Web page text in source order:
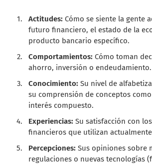
Actitudes: Cómo se siente la gente
futuro financiero, el estado de la
producto bancario específico.
Comportamientos: Cómo toman
ahorro, inversión o endeudamiento.
Conocimiento: Su nivel de
su comprensión de conceptos
interés compuesto.
Experiencias: Su satisfacción con
financieros que utilizan
Percepciones: Sus opiniones sobre
regulaciones o nuevas tecnologías